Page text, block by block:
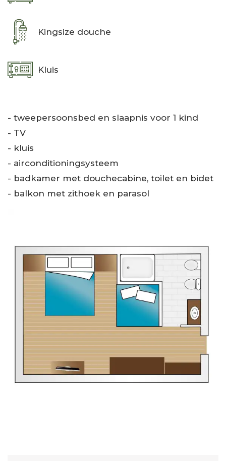
Kingsize douche
Kluis
- tweepersoonsbed en slaapnis voor 1 kind
- TV
- kluis
- airconditioningsysteem
- badkamer met douchecabine, toilet en bidet
- balkon met zithoek en parasol